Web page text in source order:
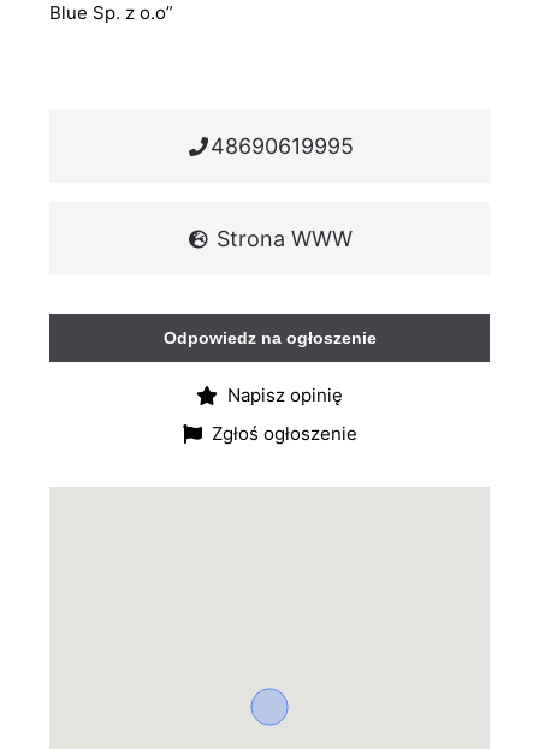
Blue Sp. z o.o”
48690619995
Strona WWW
Odpowiedz na ogłoszenie
Napisz opinię
Zgłoś ogłoszenie